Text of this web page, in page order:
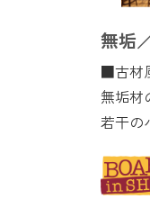
無垢
■古材
無垢材
若干の